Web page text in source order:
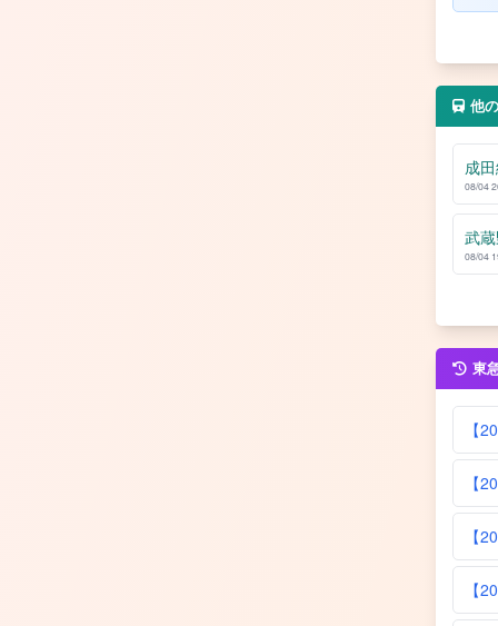
他
成
08/04
武
08/04
東
【
【
【
【